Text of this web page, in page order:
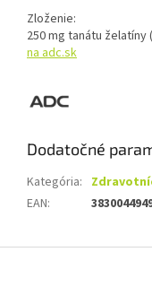
Zloženie:
250 mg tanátu
na adc.sk
Dodatočné
Kategória:
EAN: